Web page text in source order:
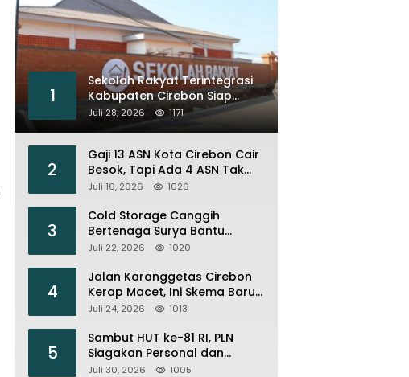
1
Sekolah Rakyat Terintegrasi
Kabupaten Cirebon Siap
Sambut Siswa Lewat Open
House dan MPLS
Juli 28, 2026 1171
2
Gaji 13 ASN Kota Cirebon Cair
Besok, Tapi Ada 4 ASN Tak
Bisa Menikmati
Juli 16, 2026 1026
3
Cold Storage Canggih
Bertenaga Surya Bantu
Nelayan Citemu Pangkas
Juli 22, 2026 1020
4
Jalan Karanggetas Cirebon
Kerap Macet, Ini Skema Baru
yang Disiapkan Dishub
Juli 24, 2026 1013
5
Sambut HUT ke-81 RI, PLN
Siagakan Personal dan
Optimalkan Keandalan
Juli 30, 2026 1005